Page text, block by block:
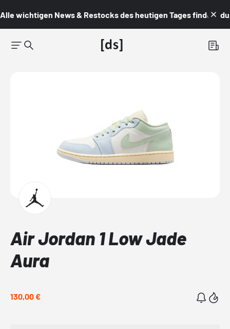
Alle wichtigen News & Restocks des heutigen Tages findest du
Air Jordan 1 Low Jade
Aura
130,00 €